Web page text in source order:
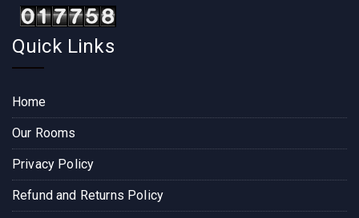
Quick Links
Home
Our Rooms
Privacy Policy
Refund and Returns Policy